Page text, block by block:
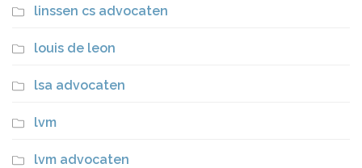
linssen cs advocaten
louis de leon
lsa advocaten
lvm
lvm advocaten